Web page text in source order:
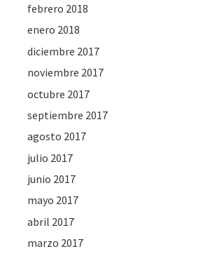
febrero 2018
enero 2018
diciembre 2017
noviembre 2017
octubre 2017
septiembre 2017
agosto 2017
julio 2017
junio 2017
mayo 2017
abril 2017
marzo 2017